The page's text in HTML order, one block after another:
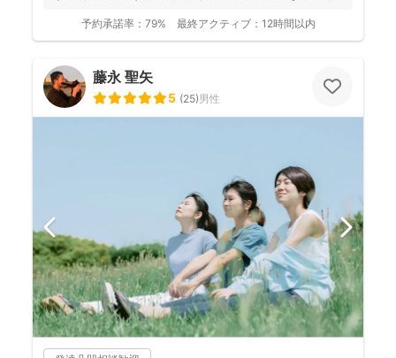
予約承諾率： 79% 最終アクティブ： 12時間以内
藤永 聖矢
5 (25)男性